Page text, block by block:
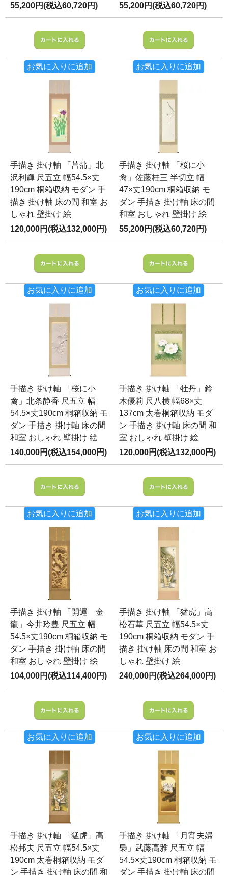
55,200円(税込60,720円)
お気に入りに追加
55,200円(税込60,720円)
お気に入りに追加
手描き 掛け軸 「菖蒲」北
沢利輝 尺五立 幅54.5×丈
190cm 桐箱収納 モダン 手
描き 掛け軸 床の間 和室 お
しゃれ 壁掛け 絵
120,000円(税込132,000円)
お気に入りに追加
手描き 掛け軸 「桜に小
禽」佐藤桂三 半切立 幅
47×丈190cm 桐箱収納 モ
ダン 手描き 掛け軸 床の間
和室 おしゃれ 壁掛け 絵
55,200円(税込60,720円)
お気に入りに追加
手描き 掛け軸 「桜に小
禽」北条静香 尺五立 幅
54.5×丈190cm 桐箱収納 モ
ダン 手描き 掛け軸 床の間
和室 おしゃれ 壁掛け 絵
140,000円(税込154,000円)
お気に入りに追加
手描き 掛け軸 「牡丹」鈴
木優莉 尺八横 幅68×丈
137cm 太巻桐箱収納 モダ
ン 手描き 掛け軸 床の間 和
室 おしゃれ 壁掛け 絵
120,000円(税込132,000円)
お気に入りに追加
手描き 掛け軸 「開運 金
龍」今井玲豊 尺五立 幅
54.5×丈190cm 桐箱収納 モ
ダン 手描き 掛け軸 床の間
和室 おしゃれ 壁掛け 絵
104,000円(税込114,400円)
お気に入りに追加
手描き 掛け軸 「猛虎」高
松石華 尺五立 幅54.5×丈
190cm 桐箱収納 モダン 手
描き 掛け軸 床の間 和室 お
しゃれ 壁掛け 絵
240,000円(税込264,000円)
お気に入りに追加
手描き 掛け軸 「猛虎」高
松邦夫 尺五立 幅54.5×丈
190cm 太巻桐箱収納 モダ
ン 手描き 掛け軸 床の間 和
手描き 掛け軸 「月宵夫婦
梟」武藤高雅 尺五立 幅
54.5×丈190cm 桐箱収納 モ
ダン 手描き 掛け軸 床の間